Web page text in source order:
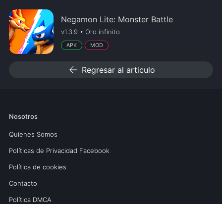
Negamon Lite: Monster Battle
v1.3.9 • Oro infinito
APK MOD
arrow_back Regresar al articulo
Nosotros
Quienes Somos
Políticas de Privacidad Facebook
Política de cookies
Contacto
Política DMCA